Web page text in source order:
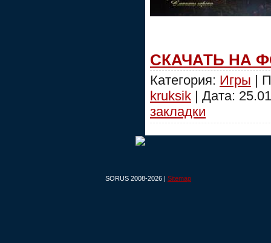
СКАЧАТЬ НА
Категория: Игры |
kruksik | Дата:
закладки
SORUS 2008-2026 | Sitemap